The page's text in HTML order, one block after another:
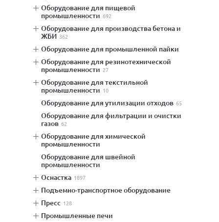
оборудование для пищевой
промышленности 692
оборудование для производства бетона и
ЖБИ 362
оборудование для промышленной пайки
оборудование для резинотехнической
промышленности 27
оборудование для текстильной
промышленности 10
оборудование для утилизации отходов 65
оборудование для фильтрации и очистки
газов 62
оборудование для химической
промышленности
оборудование для швейной
промышленности
оснастка 1897
подъемно-транспортное оборудование
пресс 128
промышленные печи